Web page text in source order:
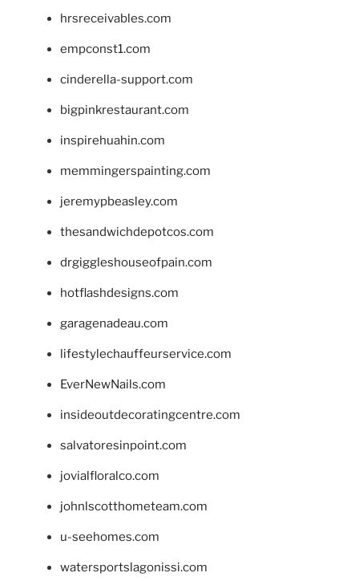
hrsreceivables.com
empconst1.com
cinderella-support.com
bigpinkrestaurant.com
inspirehuahin.com
memmingerspainting.com
jeremypbeasley.com
thesandwichdepotcos.com
drgiggleshouseofpain.com
hotflashdesigns.com
garagenadeau.com
lifestylechauffeurservice.com
EverNewNails.com
insideoutdecoratingcentre.com
salvatoresinpoint.com
jovialfloralco.com
johnlscotthometeam.com
u-seehomes.com
watersportslagonissi.com